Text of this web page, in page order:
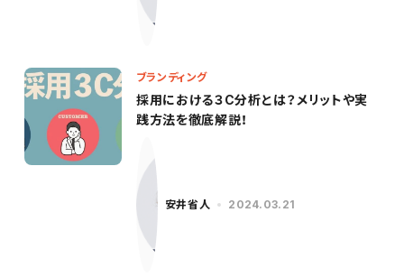
ブランディング
採用における３C分析とは？メリットや実
践方法を徹底解説！
安井省人 2024.03.21